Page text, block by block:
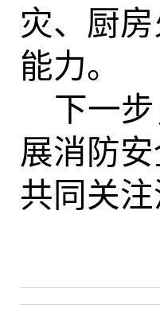
灾、厨
能力。
下一
展消防
共同关